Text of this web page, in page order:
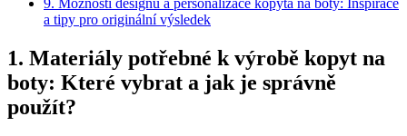
a⁣ tipy pro⁣ originální výsledek
1.​ Materiály potřebné k výrobě kopyt na
boty:⁤ Které vybrat a jak je správně
použít?